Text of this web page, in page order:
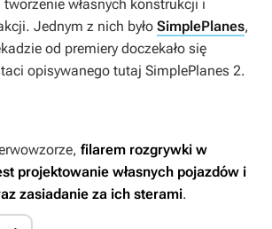
własnych konstrukcji i
Jednym z nich było SimplePlanes,
od premiery doczekało się
opisywanego tutaj SimplePlanes 2.
filarem rozgrywki w
projektowanie własnych pojazdów i
zasiadanie za ich sterami.